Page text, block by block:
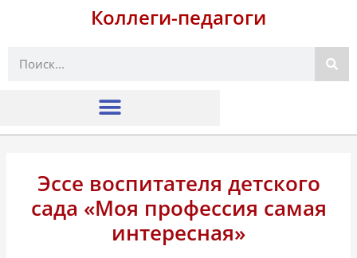
Коллеги-педагоги
Поиск
Эссе воспитателя детского
сада «Моя профессия самая
интересная»